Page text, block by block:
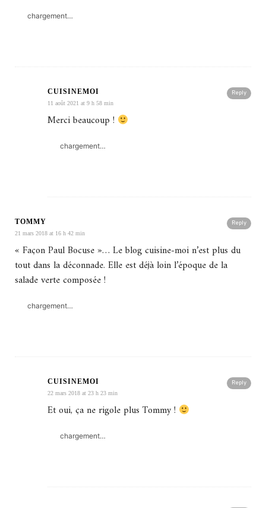
chargement…
Reply
CUISINEMOI
11 août 2021 at 9 h 58 min
Merci beaucoup !
chargement…
Reply
TOMMY
21 mars 2018 at 16 h 42 min
« Façon Paul Bocuse »… Le blog cuisine-moi n’est plus du
tout dans la déconnade. Elle est déjà loin l’époque de la
salade verte composée !
chargement…
Reply
CUISINEMOI
22 mars 2018 at 23 h 23 min
Et oui, ça ne rigole plus Tommy !
chargement…